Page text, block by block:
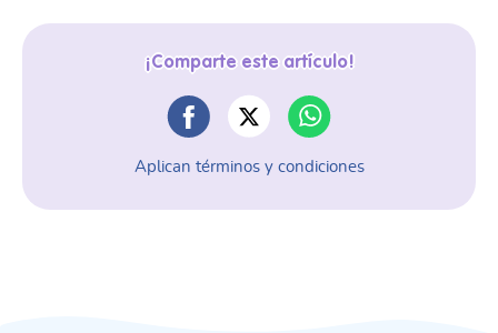
¡Comparte este artículo!
Aplican términos y condiciones